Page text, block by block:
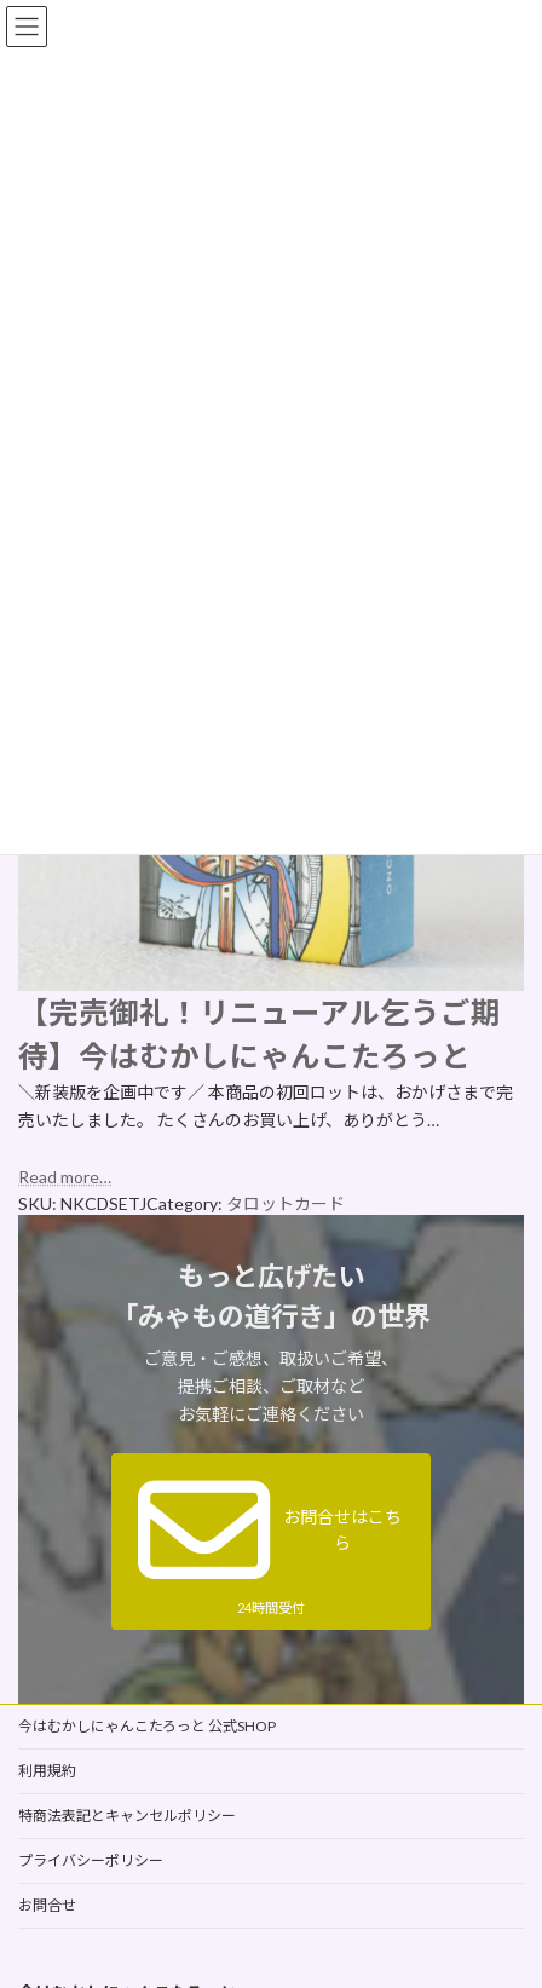
コ
ン
ナ
ビ
【完売御礼！リニューアル乞うご期
待】今はむかしにゃんこたろっと
＼新装版を企画中です／ 本商品の初回ロットは、おかげさまで完
売いたしました。 たくさんのお買い上げ、ありがとう…
Read more…
SKU: NKCDSETJCategory: タロットカード
もっと広げたい
「みゃもの道行き」の世界
ご意見・ご感想、取扱いご希望、
提携ご相談、ご取材など
お気軽にご連絡ください
お問合せはこち
ら
24時間受付
今はむかしにゃんこたろっと 公式SHOP
利用規約
特商法表記とキャンセルポリシー
プライバシーポリシー
お問合せ